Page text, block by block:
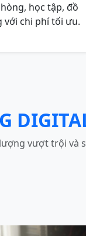
học tập, đồ
với chi phí tối ưu.
vượt trội và